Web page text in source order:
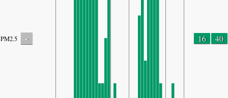
PM2.5 - 16 40